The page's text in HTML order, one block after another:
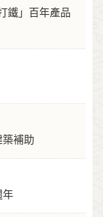
鐵」百年產品
築補助
年